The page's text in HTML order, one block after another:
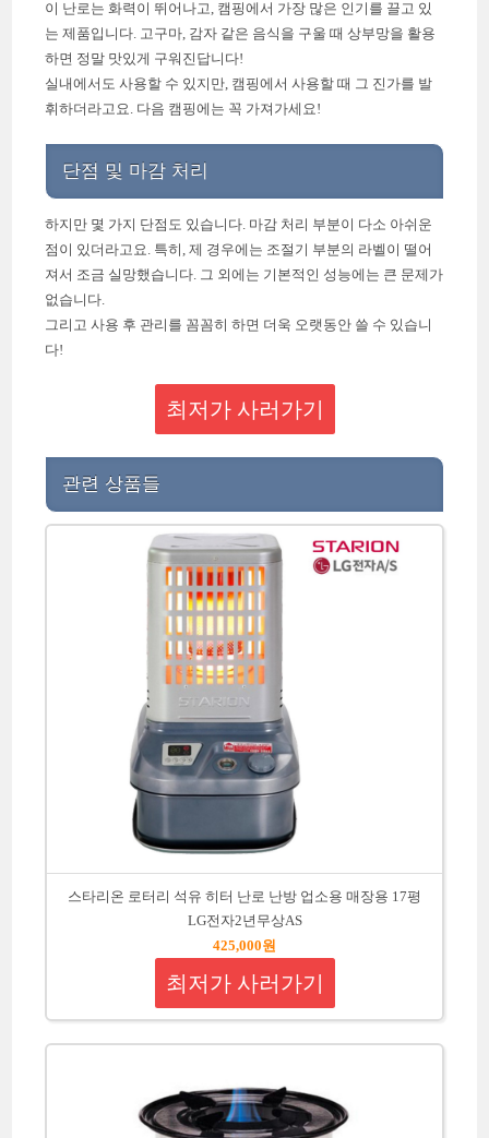
이 난로는 화력이 뛰어나고, 캠핑에서 가장 많은 인기를 끌고 있
는 제품입니다. 고구마, 감자 같은 음식을 구울 때 상부망을 활용
하면 정말 맛있게 구워진답니다!
실내에서도 사용할 수 있지만, 캠핑에서 사용할 때 그 진가를 발
휘하더라고요. 다음 캠핑에는 꼭 가져가세요!
단점 및 마감 처리
하지만 몇 가지 단점도 있습니다. 마감 처리 부분이 다소 아쉬운
점이 있더라고요. 특히, 제 경우에는 조절기 부분의 라벨이 떨어
져서 조금 실망했습니다. 그 외에는 기본적인 성능에는 큰 문제가
없습니다.
그리고 사용 후 관리를 꼼꼼히 하면 더욱 오랫동안 쓸 수 있습니
다!
최저가 사러가기
관련 상품들
스타리온 로터리 석유 히터 난로 난방 업소용 매장용 17평
LG전자2년무상AS
425,000원
최저가 사러가기